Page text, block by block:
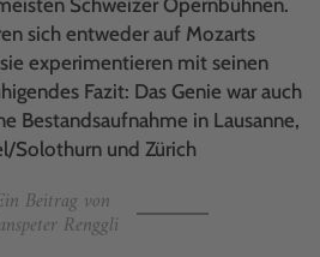
Schweizer Opernbühnen.
sich entweder auf Mozarts
experimentieren mit seinen
Fazit: Das Genie war auch
Bestandsaufnahme in Lausanne,
Solothurn und Zürich
Beitrag von
Renggli